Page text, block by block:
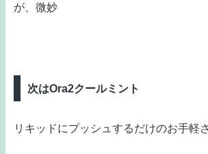
が、微妙
次はOra2クールミント
リキッドにプッシュするだけのお手軽さ